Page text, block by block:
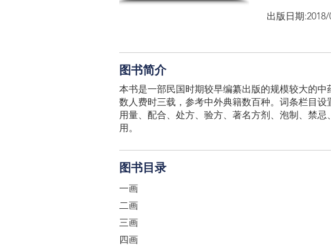
出版日期:2018/
图书简介
本书是一部民国时期较早编纂出版的规模较大的
数人费时三载，参考中外典籍数百种。词条栏目
用量、配合、处方、验方、著名方剂、泡制、禁
用。
图书目录
一画
二画
三画
四画